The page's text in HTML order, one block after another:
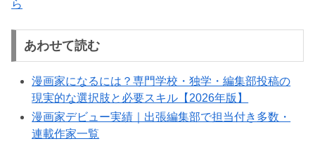
ら
あわせて読む
漫画家になるには？専門学校・独学・編集部投稿の
現実的な選択肢と必要スキル【2026年版】
漫画家デビュー実績｜出張編集部で担当付き多数・
連載作家一覧